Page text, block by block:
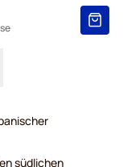
südlichen